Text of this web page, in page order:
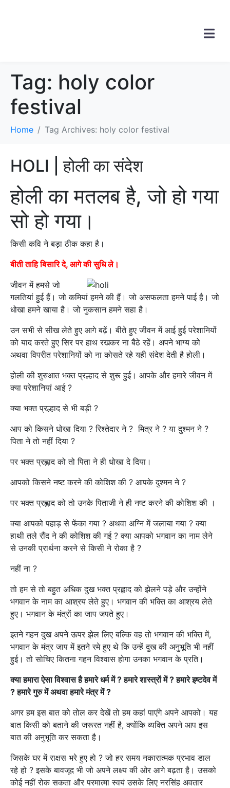
Tag: holy color
festival
Home Tag Archives: holy color festival
HOLI | होली का संदेश
होली का मतलब है, जो हो गया
सो हो गया।
किसी कवि ने बड़ा ठीक कहा है।
बीती ताहि बिसारि दे, आगे की सुधि ले।
जीवन में हमसे जो
गलतियां हुई हैं। जो कमियां हमने की हैं। जो असफलता हमने पाई है। जो
धोखा हमने खाया है। जो नुकसान हमने सहा है।
उन सभी से सीख लेते हुए आगे बढ़ें। बीते हुए जीवन में आई हुई परेशानियों
को याद करते हुए सिर पर हाथ रखकर ना बैठे रहें। अपने भाग्य को
अथवा विपरीत परेशानियों को ना कोसते रहे यही संदेश देती है होली।
होली की शुरुआत भक्त प्रल्हाद से शुरू हुई। आपके और हमारे जीवन में
क्या परेशानियां आई ?
क्या भक्त प्रल्हाद से भी बड़ी ?
आप को किसने धोखा दिया ? रिश्तेदार ने ? मित्र ने ? या दुश्मन ने ?
पिता ने तो नहीं दिया ?
पर भक्त प्रह्लाद को तो पिता ने ही धोखा दे दिया।
आपको किसने नष्ट करने की कोशिश की ? आपके दुश्मन ने ?
पर भक्त प्रह्लाद को तो उनके पिताजी ने ही नष्ट करने की कोशिश की ।
क्या आपको पहाड़ से फेंका गया ? अथवा अग्नि में जलाया गया ? क्या
हाथी तले रौंद ने की कोशिश की गई ? क्या आपको भगवान का नाम लेने
से उनकी प्रार्थना करने से किसी ने रोका है ?
नहीं ना ?
तो हम से तो बहुत अधिक दुख भक्त प्रह्लाद को झेलने पड़े और उन्होंने
भगवान के नाम का आश्रय लेते हुए। भगवान की भक्ति का आश्रय लेते
हुए। भगवान के मंत्रों का जाप जपते हुए।
इतने गहन दुख अपने ऊपर झेल लिए बल्कि वह तो भगवान की भक्ति में,
भगवान के मंत्र जाप में इतने रमे हुए थे कि उन्हें दुख की अनुभूति भी नहीं
हुई। तो सोचिए कितना गहन विश्वास होगा उनका भगवान के प्रति।
क्या हमारा ऐसा विश्वास है हमारे धर्म में ? हमारे शास्त्रों में ? हमारे इष्टदेव में
? हमारे गुरु में अथवा हमारे मंत्र में ?
अगर हम इस बात को तोल कर देखें तो हम कहां पाएंगे अपने आपको। यह
बात किसी को बताने की जरूरत नहीं है, क्योंकि व्यक्ति अपने आप इस
बात की अनुभूति कर सकता है।
जिसके घर में राक्षस भरे हुए हो ? जो हर समय नकारात्मक प्रभाव डाल
रहे हो ? इसके बावजूद भी जो अपने लक्ष्य की ओर आगे बढ़ता है। उसको
कोई नहीं रोक सकता और परमात्मा स्वयं उसके लिए नरसिंह अवतार